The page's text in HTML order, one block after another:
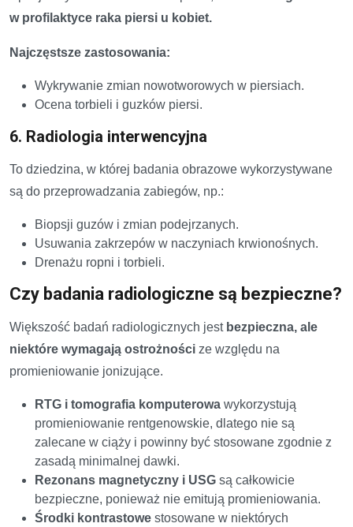
w profilaktyce raka piersi u kobiet.
Najczęstsze zastosowania:
Wykrywanie zmian nowotworowych w piersiach.
Ocena torbieli i guzków piersi.
6. Radiologia interwencyjna
To dziedzina, w której badania obrazowe wykorzystywane
są do przeprowadzania zabiegów, np.:
Biopsji guzów i zmian podejrzanych.
Usuwania zakrzepów w naczyniach krwionośnych.
Drenażu ropni i torbieli.
Czy badania radiologiczne są bezpieczne?
Większość badań radiologicznych jest bezpieczna, ale
niektóre wymagają ostrożności ze względu na
promieniowanie jonizujące.
RTG i tomografia komputerowa wykorzystują
promieniowanie rentgenowskie, dlatego nie są
zalecane w ciąży i powinny być stosowane zgodnie z
zasadą minimalnej dawki.
Rezonans magnetyczny i USG są całkowicie
bezpieczne, ponieważ nie emitują promieniowania.
Środki kontrastowe stosowane w niektórych